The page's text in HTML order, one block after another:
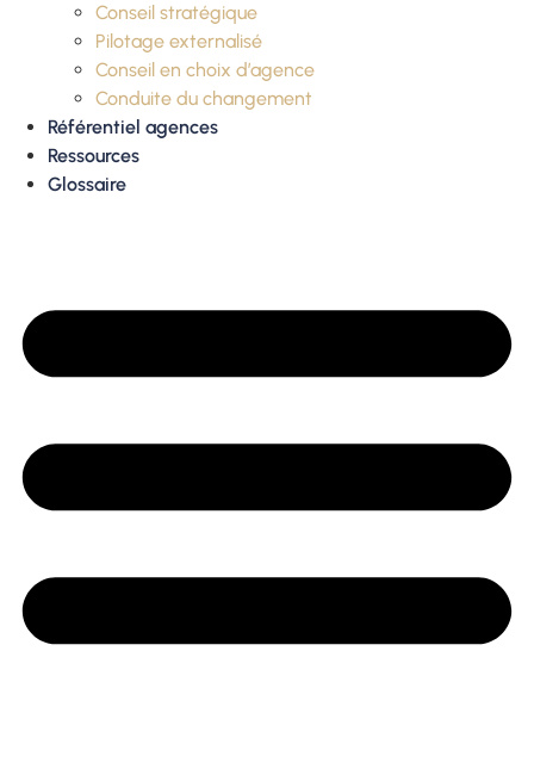
Conseil stratégique
Pilotage externalisé
Conseil en choix d’agence
Conduite du changement
Référentiel agences
Ressources
Glossaire